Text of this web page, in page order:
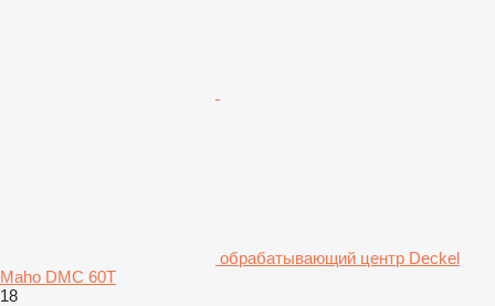
обрабатывающий центр Deckel
Maho DMC 60T
18